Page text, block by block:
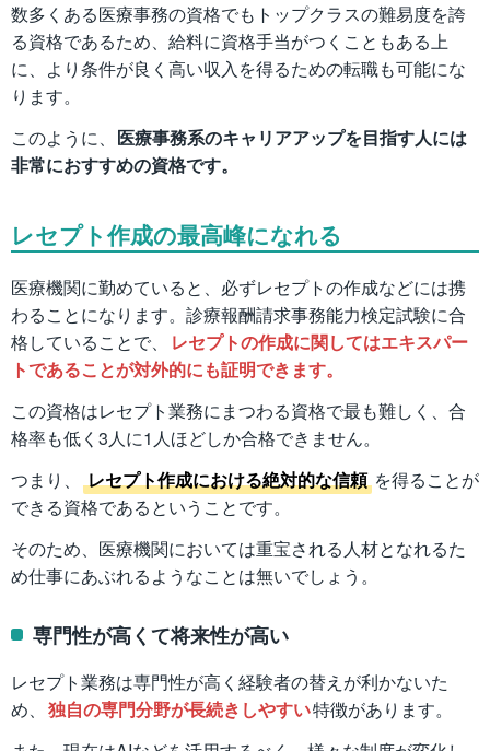
数多くある医療事務の資格でもトップクラスの難易度を誇
る資格であるため、給料に資格手当がつくこともある上
に、より条件が良く高い収入を得るための転職も可能にな
ります。
このように、 医療事務系のキャリアアップを目指す人には
非常におすすめの資格です。
レセプト作成の最高峰になれる
医療機関に勤めていると、必ずレセプトの作成などには携
わることになります。診療報酬請求事務能力検定試験に合
格していることで、
レセプトの作成に関してはエキスパー
トであることが対外的にも証明できます。
この資格はレセプト業務にまつわる資格で最も難しく、合
格率も低く3人に1人ほどしか合格できません。
つまり、
レセプト作成における絶対的な信頼 を得ることが
できる資格であるということです。
そのため、医療機関においては重宝される人材となれるた
め仕事にあぶれるようなことは無いでしょう。
専門性が高くて将来性が高い
レセプト業務は専門性が高く経験者の替えが利かないた
め、 独自の専門分野が長続きしやすい特徴があります。